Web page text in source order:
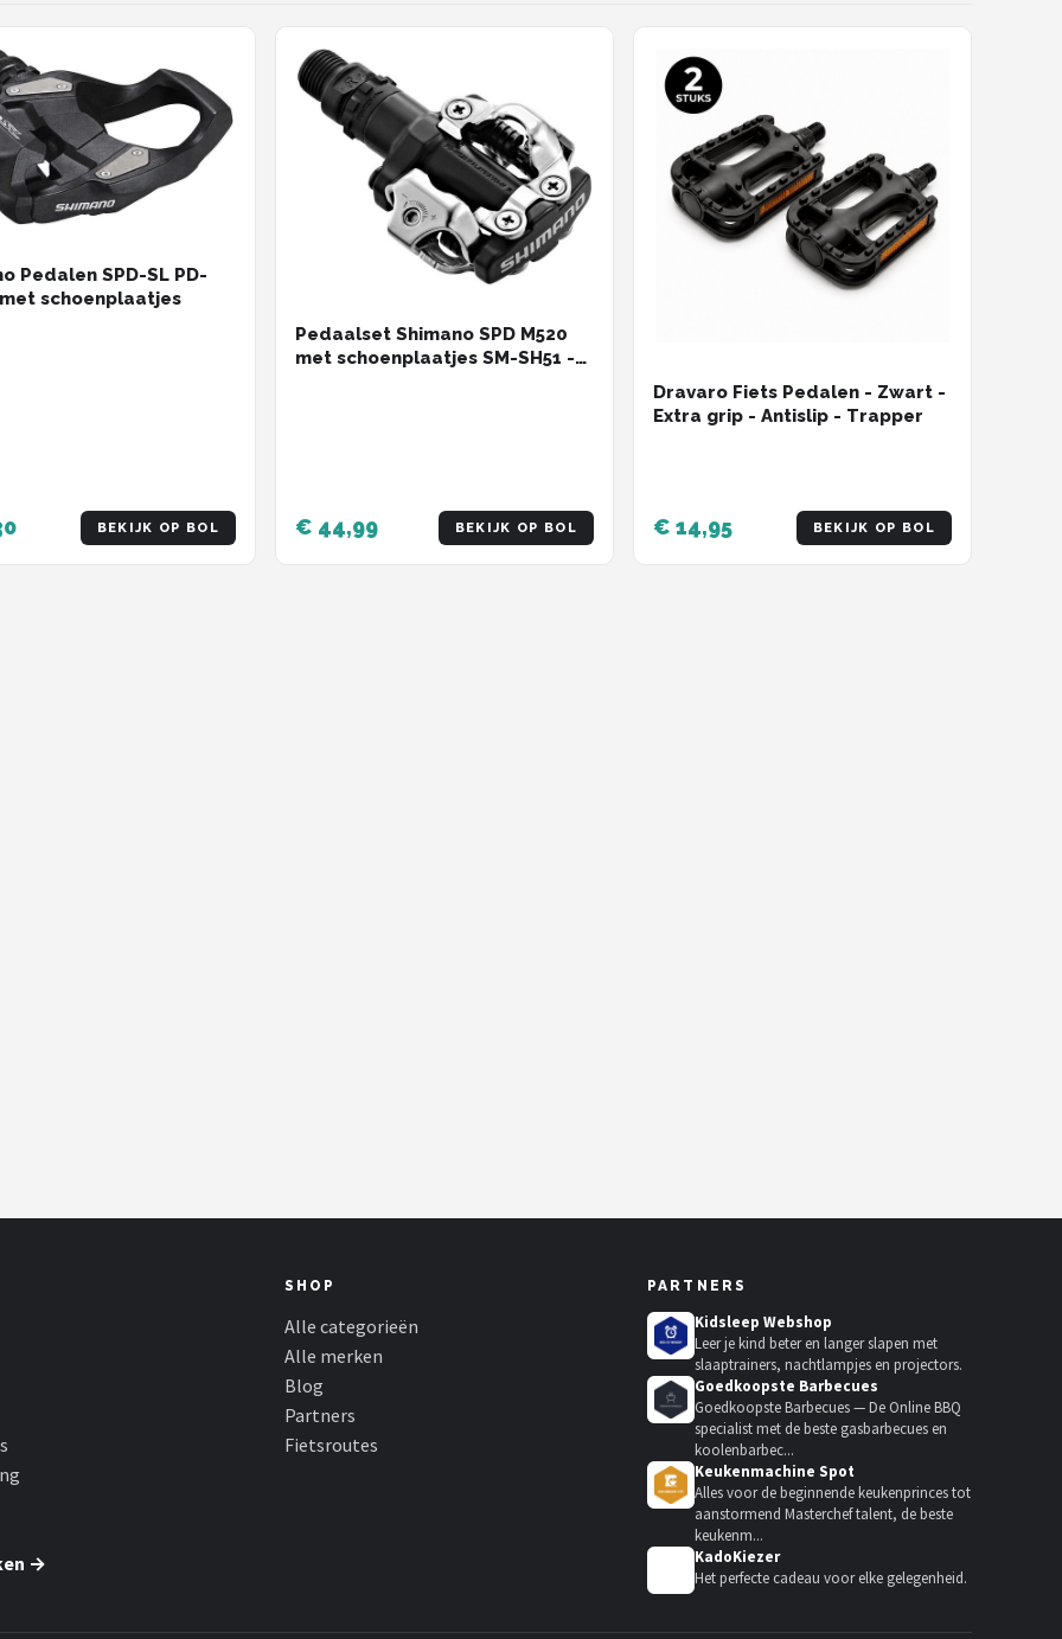
Pedalen SPD-SL PD-
met schoenplaatjes
BEKIJK OP BOL
Pedaalset Shimano SPD M520
met schoenplaatjes SM-SH51 -
€ 44,99 BEKIJK OP BOL
Dravaro Fiets Pedalen - Zwart -
Extra grip - Antislip - Trapper
€ 14,95 BEKIJK OP BOL
→
SHOP
Alle categorieën
Alle merken
Blog
Partners
Fietsroutes
PARTNERS
Kidsleep Webshop
Leer je kind beter en langer slapen met
slaaptrainers, nachtlampjes en projectors.
Goedkoopste Barbecues
Goedkoopste Barbecues — De Online BBQ
specialist met de beste gasbarbecues en
koolenbarbec...
Keukenmachine Spot
Alles voor de beginnende keukenprinces tot
aanstormend Masterchef talent, de beste
keukenm...
KadoKiezer
Het perfecte cadeau voor elke gelegenheid.